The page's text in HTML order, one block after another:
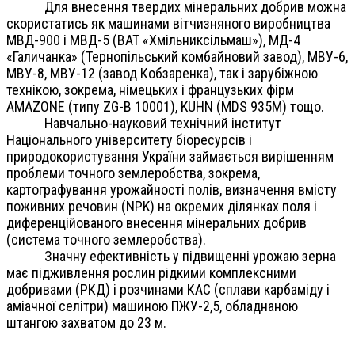
Для внесення твердих мінеральних добрив можна
скористатись як машинами вітчизняного виробництва
МВД-900 і МВД-5 (ВАТ «Хмільниксільмаш»), МД-4
«Галичанка» (Тернопільський комбайновий завод), МВУ-6,
МВУ-8, МВУ-12 (завод Кобзаренка), так і зарубіжною
технікою, зокрема, німецьких і французьких фірм
AMAZONE (типу ZG-В 10001), KUHN (MDS 935М) тощо.
Навчально-науковий технічний інститут
Національного університету біоресурсів і
природокористування України займається вирішенням
проблеми точного землеробства, зокрема,
картографування урожайності полів, визначення вмісту
поживних речовин (NPK) на окремих ділянках поля і
диференційованого внесення мінеральних добрив
(система точного землеробства).
Значну ефективність у підвищенні урожаю зерна
має підживлення рослин рідкими комплексними
добривами (РКД) і розчинами КАС (сплави карбаміду і
аміачної селітри) машиною ПЖУ-2,5, обладнаною
штангою захватом до 23 м.